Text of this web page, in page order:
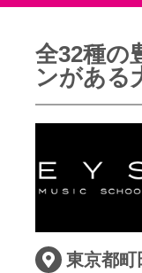
全32種の
ンがある